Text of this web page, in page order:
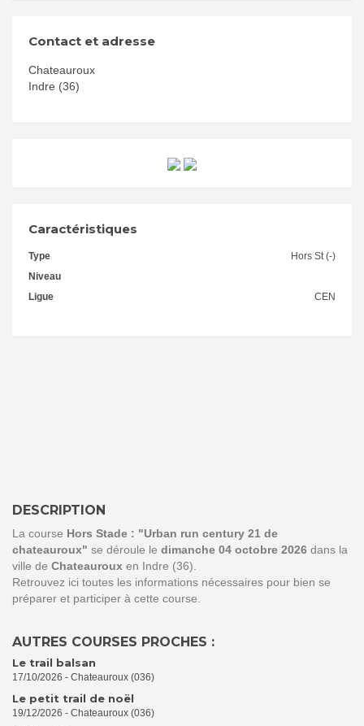
Contact et adresse
Chateauroux
Indre (36)
Caractéristiques
Type
Hors St (-)
Niveau
Ligue
CEN
DESCRIPTION
La course Hors Stade : "Urban run century 21 de
chateauroux" se déroule le dimanche 04 octobre 2026 dans la
ville de Chateauroux en Indre (36).
Retrouvez ici toutes les informations nécessaires pour bien se
préparer et participer à cette course.
AUTRES COURSES PROCHES :
Le trail balsan
17/10/2026 - Chateauroux (036)
Le petit trail de noël
19/12/2026 - Chateauroux (036)